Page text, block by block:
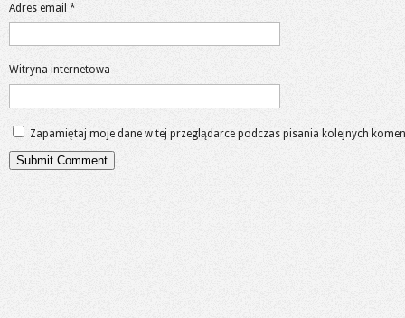
Adres email *
Witryna internetowa
Zapamiętaj moje dane w tej przeglądarce podczas pisania kolejnych